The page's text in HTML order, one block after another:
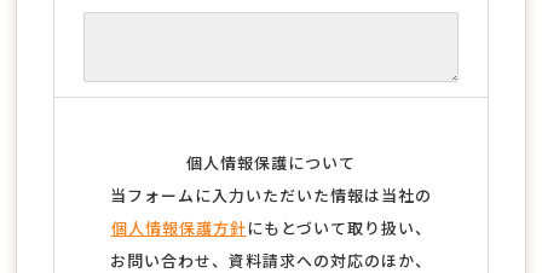
個人情報保護について
当フォームに入力いただいた情報は当社の
個人情報保護方針にもとづいて取り扱い、
お問い合わせ、資料請求への対応のほか、